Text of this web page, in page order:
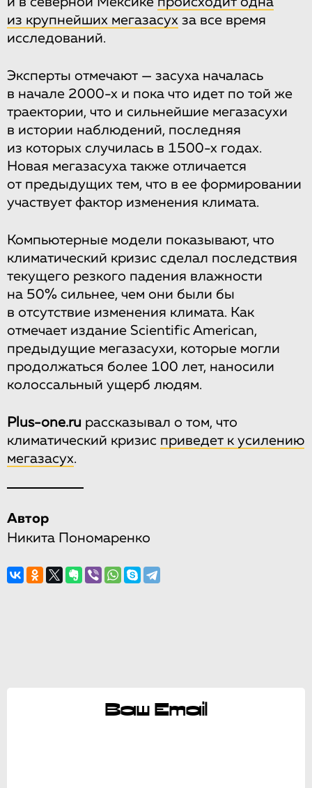
из крупнейших мегазасух за все время
исследований.
Эксперты отмечают — засуха началась
в начале 2000-х и пока что идет по той же
траектории, что и сильнейшие мегазасухи
в истории наблюдений, последняя
из которых случилась в 1500-х годах.
Новая мегазасуха также отличается
от предыдущих тем, что в ее формировании
участвует фактор изменения климата.
Компьютерные модели показывают, что
климатический кризис сделал последствия
текущего резкого падения влажности
на 50% сильнее, чем они были бы
в отсутствие изменения климата. Как
отмечает издание Scientific American,
предыдущие мегазасухи, которые могли
продолжаться более 100 лет, наносили
колоссальный ущерб людям.
Plus-one.ru рассказывал о том, что
климатический кризис приведет к усилению
мегазасух.
Автор
Никита Пономаренко
Ваш Email